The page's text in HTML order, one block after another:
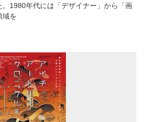
1980年代には「デザイナー」から「画
域を